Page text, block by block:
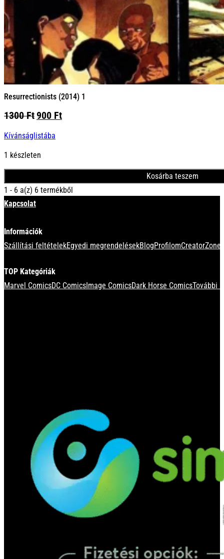
Resurrectionists (2014) 1
1300FtOriginal
was:
900 FtCurrent
Kívánságlistába
1 készleten
Kosárba teszem
1 - 6 a(z) 6 termékből
Kapcsolat
Információk
Szállítási feltételekEgyedi megrendelésekBlogProfilom
TOP Kategóriák
Marvel ComicsDC ComicsImage ComicsDark Horse ComicsTovábbi